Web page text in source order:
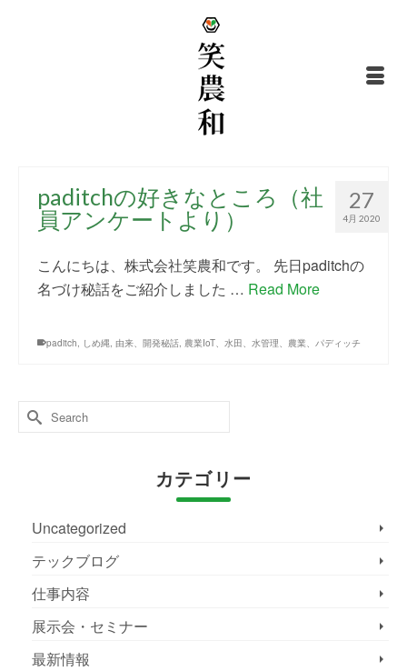
27
4月 2020
paditchの好きなところ（社
員アンケートより）
こんにちは、株式会社笑農和です。 先日paditchの
名づけ秘話をご紹介しました … Read More
paditch, しめ縄, 由来、開発秘話, 農業IoT、水田、水管理、農業、パディッチ
Search
for:
カテゴリー
Uncategorized
テックブログ
仕事内容
展示会・セミナー
最新情報